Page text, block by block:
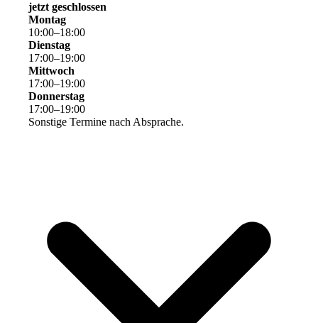
jetzt geschlossen
Montag
10:00–18:00
Dienstag
17:00–19:00
Mittwoch
17:00–19:00
Donnerstag
17:00–19:00
Sonstige Termine nach Absprache.